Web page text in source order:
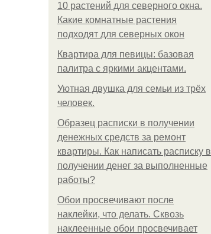
10 растений для северного окна.
Какие комнатные растения
подходят для северных окон
Квартира для певицы: базовая
палитра с яркими акцентами.
Уютная двушка для семьи из трёх
человек.
Образец расписки в получении
денежных средств за ремонт
квартиры. Как написать расписку в
получении денег за выполненные
работы?
Обои просвечивают после
наклейки, что делать. Сквозь
наклеенные обои просвечивает